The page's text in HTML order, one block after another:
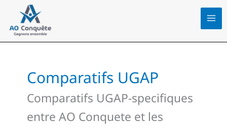
contenu
Comparatifs UGAP
Comparatifs UGAP-specifiques
entre AO Conquete et les